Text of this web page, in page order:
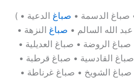
( صباغ الدسمة • صباغ الدعية •
الله السالم • صباغ النزهة •
صباغ الروضة • صباغ العديلية •
القادسية • صباغ قرطبة •
الشويخ • صباغ غرناطة •